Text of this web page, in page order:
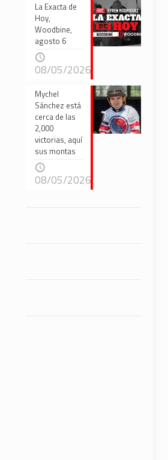
La Exacta de
Hoy,
Woodbine,
agosto 6
08/05/2026
Mychel
Sánchez está
cerca de las
2,000
victorias, aquí
sus montas
08/05/2026